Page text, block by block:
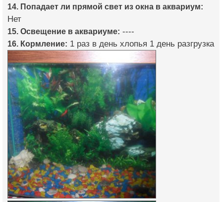
14. Попадает ли прямой свет из окна в аквариум:
Нет
15. Освещение в аквариуме: ----
16. Кормление: 1 раз в день хлопья 1 день разгрузка